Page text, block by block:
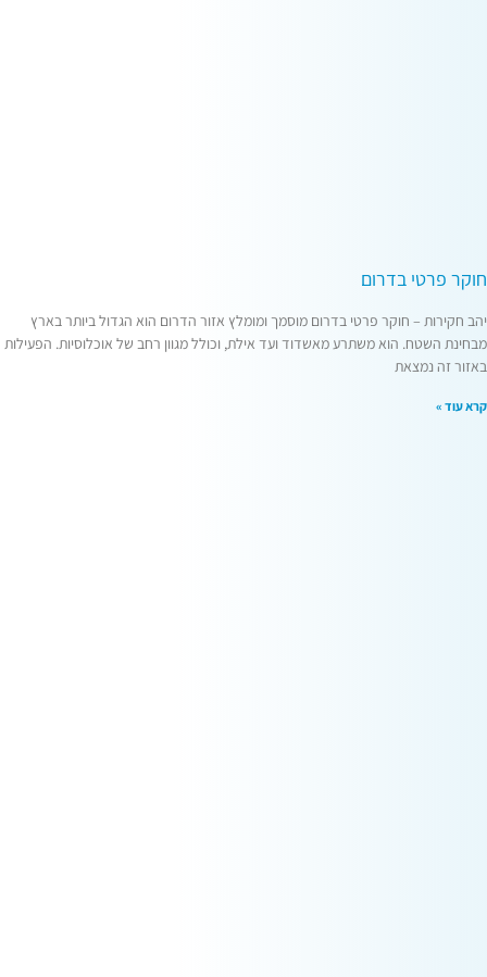
חוקר פרטי בדרום
יהב חקירות – חוקר פרטי בדרום מוסמך ומומלץ אזור הדרום הוא הגדול ביותר בארץ
מבחינת השטח. הוא משתרע מאשדוד ועד אילת, וכולל מגוון רחב של אוכלוסיות. הפעילות
באזור זה נמצאת
קרא עוד »